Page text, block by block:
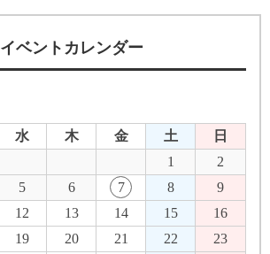
イベントカレンダー
水 木 金 土
日
1
2
5 6 7 8
9
12 13 14 15
16
19 20 21 22
23